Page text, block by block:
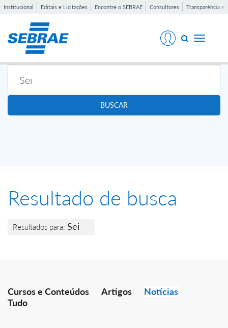
Institucional Editais e Licitações Encontre o SEBRAE Consultores Transparência e
Toggle
BUSCAR
Resultado de busca
Resultados para: Sei
Cursos e Conteúdos Artigos
Notícias
Tudo